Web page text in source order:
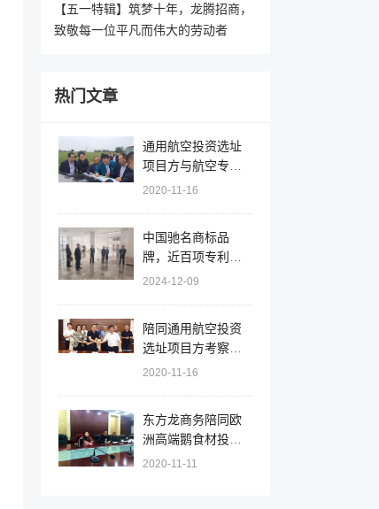
【五一特辑】筑梦十年，龙腾招商，
致敬每一位平凡而伟大的劳动者
热门文章
通用航空投资选址
项目方与航空专家
组赴安徽天长调研
2020-11-16
中国驰名商标品
牌，近百项专利！
辽宁大连北黄海经
源综合利用投资选
址项目
2024-12-09
陪同通用航空投资
选址项目方考察安
徽天长市，签订百
2020-11-16
东方龙商务陪同欧
洲高端鹅食材投资
选址项目方考察江
2020-11-11